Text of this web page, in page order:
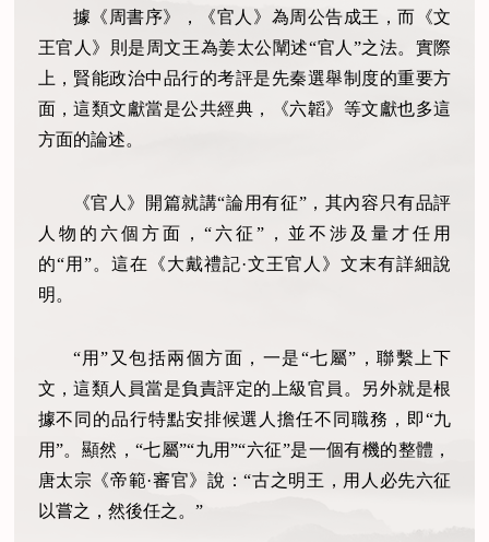
據《周書序》，《官人》為周公告成王，而《文
王官人》則是周文王為姜太公闡述“官人”之法。實際
上，賢能政治中品行的考評是先秦選舉制度的重要方
面，這類文獻當是公共經典，《六韜》等文獻也多這
方面的論述。
《官人》開篇就講“論用有征”，其內容只有品評
人物的六個方面，“六征”，並不涉及量才任用
的“用”。這在《大戴禮記·文王官人》文末有詳細說
明。
“用”又包括兩個方面，一是“七屬”，聯繫上下
文，這類人員當是負責評定的上級官員。另外就是根
據不同的品行特點安排候選人擔任不同職務，即“九
用”。顯然，“七屬”“九用”“六征”是一個有機的整體，
唐太宗《帝範·審官》說：“古之明王，用人必先六征
以嘗之，然後任之。”